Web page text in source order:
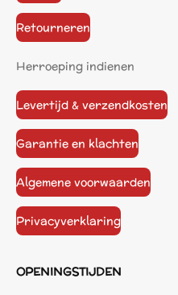
Retourneren
Herroeping indienen
Levertijd & verzendkosten
Garantie en klachten
Algemene voorwaarden
Privacyverklaring
OPENINGSTIJDEN